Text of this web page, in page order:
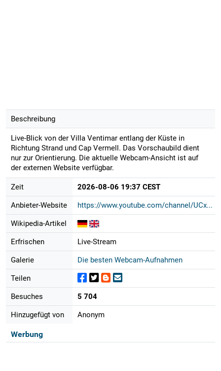
Beschreibung
Live-Blick von der Villa Ventimar entlang der Küste in
Richtung Strand und Cap Vermell. Das Vorschaubild dient
nur zur Orientierung. Die aktuelle Webcam-Ansicht ist auf
der externen Website verfügbar.
Zeit 2026-08-06 19:37 CEST
Anbieter-Website https://www.youtube.com/channel/UCx...
Wikipedia-Artikel
Erfrischen Live-Stream
Galerie Die besten Webcam-Aufnahmen
Teilen
Besuches 5 704
Hinzugefügt von Anonym
Werbung